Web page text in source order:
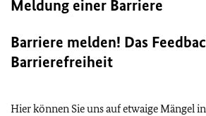
Meldung einer Barriere
Barriere melden! Das
Barrierefreiheit
Hier können Sie uns auf etwaige Mängel